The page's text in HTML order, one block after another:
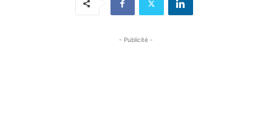
- Publicité -